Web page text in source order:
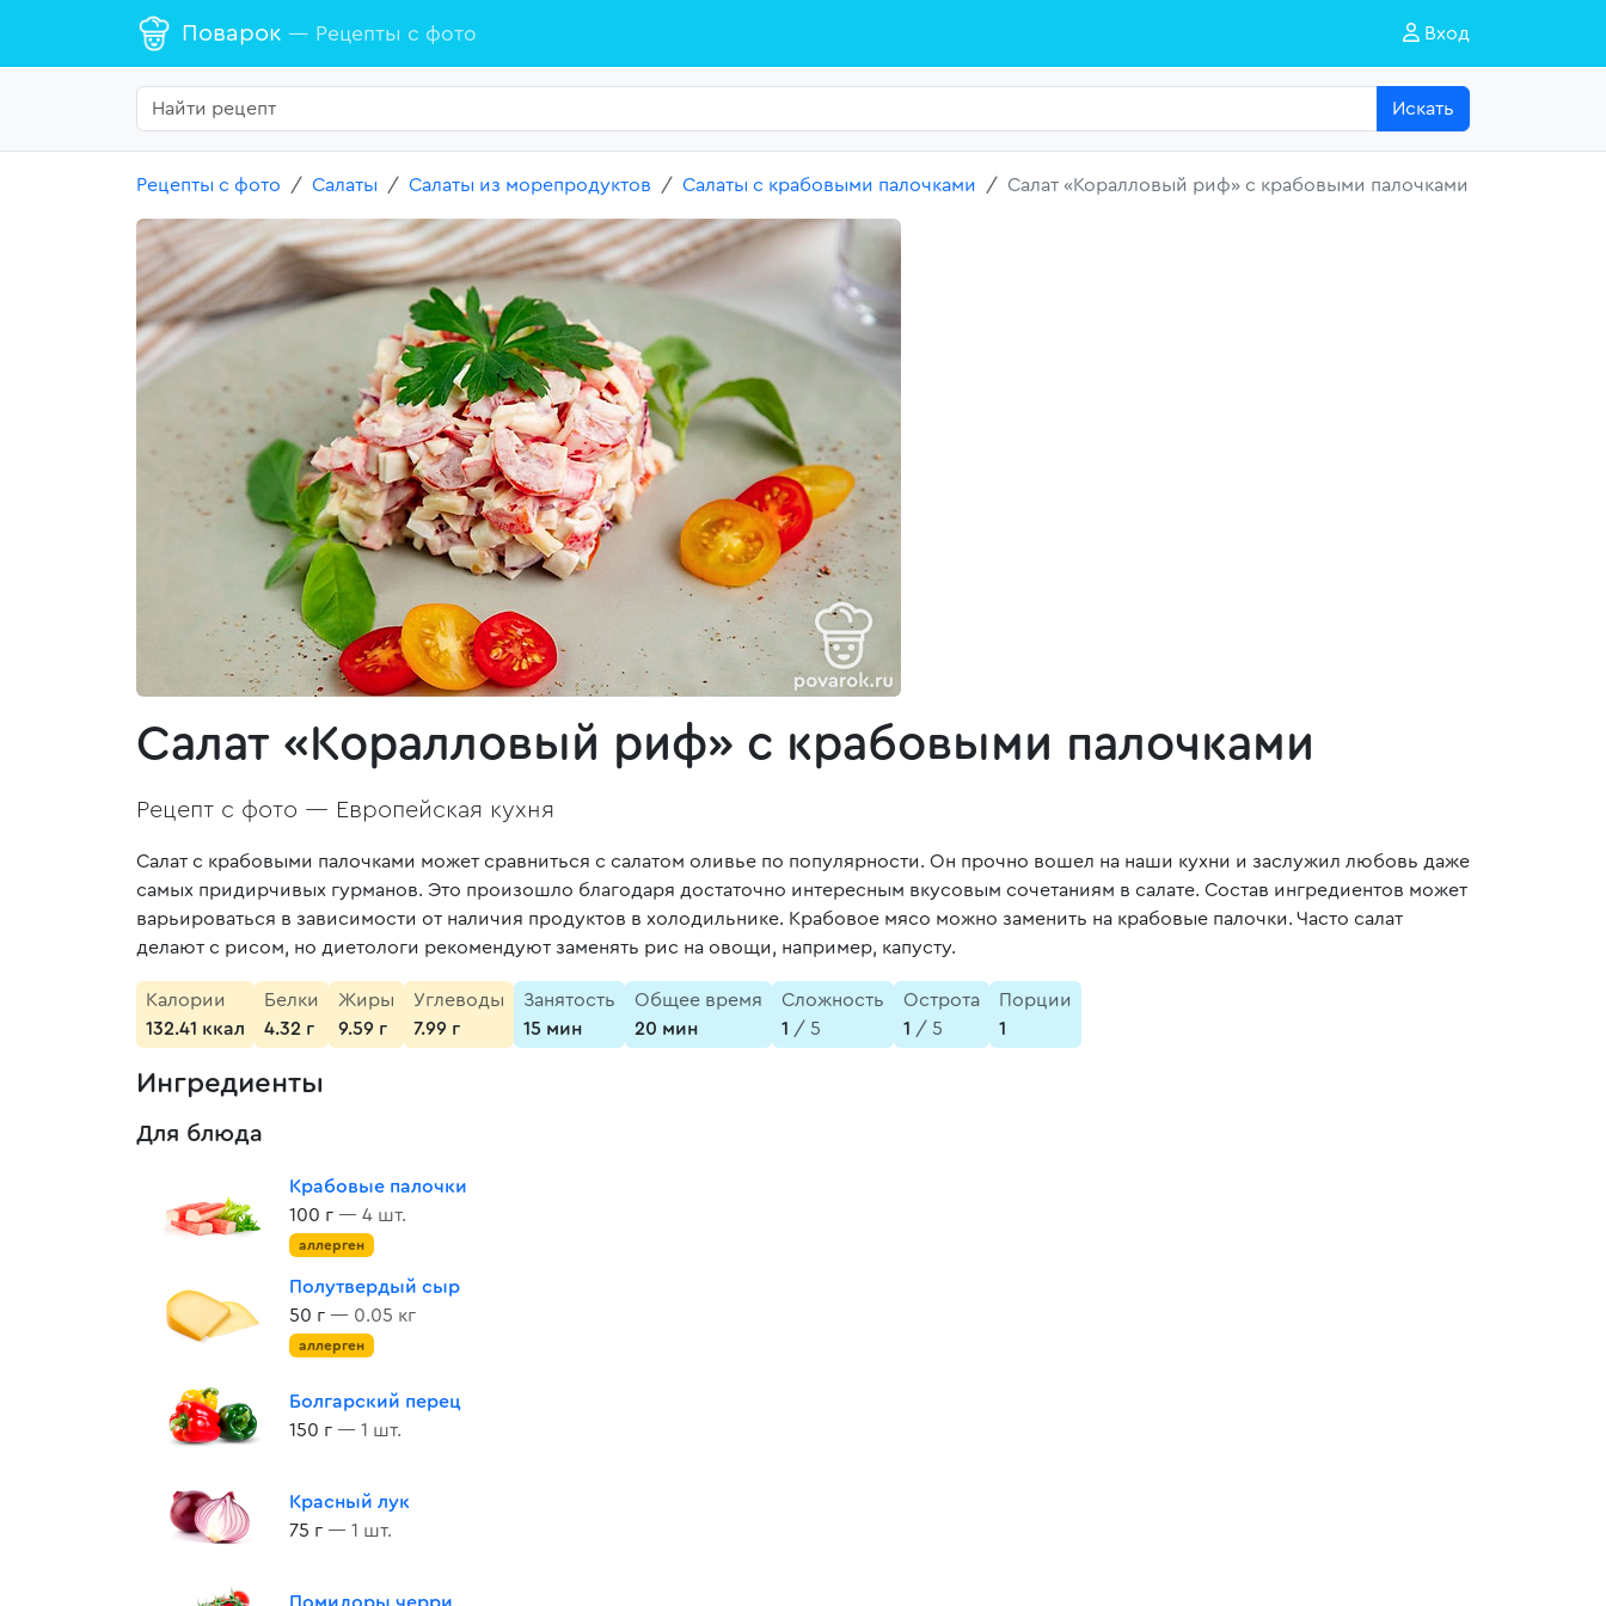
Поварок — Рецепты с фото Вход
Искать
Рецепты с фото Салаты Салаты из морепродуктов Салаты с крабовыми палочками Салат «Коралловый риф» с крабовыми палочками
Салат «Коралловый риф» с крабовыми палочками
Рецепт с фото — Европейская кухня
Салат с крабовыми палочками может сравниться с салатом оливье по популярности. Он прочно вошел на наши кухни и заслужил любовь даже
самых придирчивых гурманов. Это произошло благодаря достаточно интересным вкусовым сочетаниям в салате. Состав ингредиентов может
варьироваться в зависимости от наличия продуктов в холодильнике. Крабовое мясо можно заменить на крабовые палочки. Часто салат
делают с рисом, но диетологи рекомендуют заменять рис на овощи, например, капусту.
Калории
132.41 ккал
Белки
4.32 г
Жиры
9.59 г
Углеводы
7.99 г
Занятость
15 мин
Общее время
20 мин
Сложность
1 / 5
Острота
1 / 5
Порции
1
Ингредиенты
Для блюда
Крабовые палочки
100 г — 4 шт.
аллерген
Полутвердый сыр
50 г — 0.05 кг
аллерген
Болгарский перец
150 г — 1 шт.
Красный лук
75 г — 1 шт.